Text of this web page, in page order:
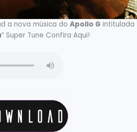
a nova música do Apollo G intitulada
” Super Tune Confira Aqui!